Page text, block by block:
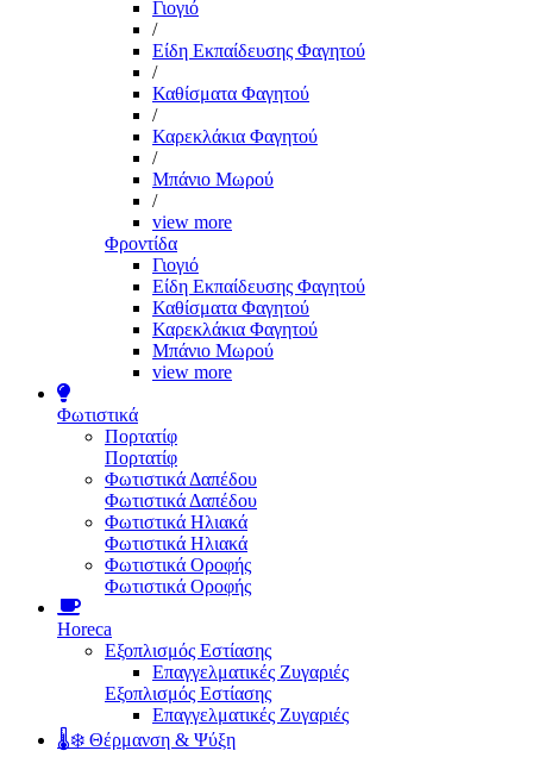
Γιογιό
/
Είδη Εκπαίδευσης Φαγητού
/
Καθίσματα Φαγητού
/
Καρεκλάκια Φαγητού
/
Μπάνιο Μωρού
/
view more
Φροντίδα
Γιογιό
Είδη Εκπαίδευσης Φαγητού
Καθίσματα Φαγητού
Καρεκλάκια Φαγητού
Μπάνιο Μωρού
view more
Φωτιστικά
Πορτατίφ
Πορτατίφ
Φωτιστικά Δαπέδου
Φωτιστικά Δαπέδου
Φωτιστικά Ηλιακά
Φωτιστικά Ηλιακά
Φωτιστικά Οροφής
Φωτιστικά Οροφής
Horeca
Εξοπλισμός Εστίασης
Επαγγελματικές Ζυγαριές
Εξοπλισμός Εστίασης
Επαγγελματικές Ζυγαριές
🌡️❄️ Θέρμανση & Ψύξη